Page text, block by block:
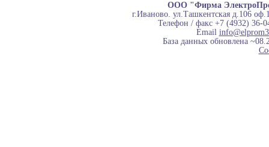
ООО "Фирма
г.Иваново. ул.Ташкентская д.106
Телефон / факс +7 (4932) 36-
Email
База данных обновлена